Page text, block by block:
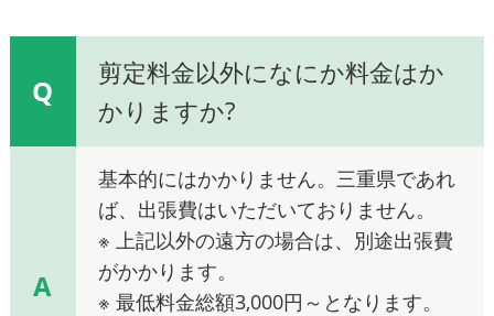
Q
剪定料金以外になにか料金はか
かりますか?
A
基本的にはかかりません。三重県であれ
ば、出張費はいただいておりません。
※ 上記以外の遠方の場合は、別途出張費
がかかります。
※ 最低料金総額3,000円～となります。